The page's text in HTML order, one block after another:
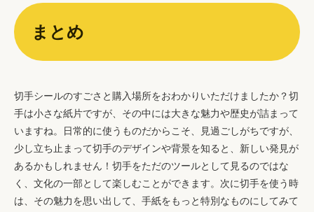
まとめ
切手シールのすごさと購入場所をおわかりいただけましたか？切
手は小さな紙片ですが、その中には大きな魅力や歴史が詰まって
いますね。日常的に使うものだからこそ、見過ごしがちですが、
少し立ち止まって切手のデザインや背景を知ると、新しい発見が
あるかもしれません！切手をただのツールとして見るのではな
く、文化の一部として楽しむことができます。次に切手を使う時
は、その魅力を思い出して、手紙をもっと特別なものにしてみて